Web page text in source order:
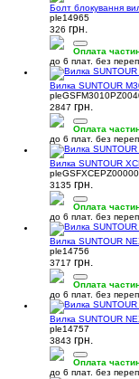
Болт блокування
ple14965
326 грн.
Оплата
до 6 плат. без
Вилка SUNTOUR
2847 грн.
Оплата
до 6 плат. без
Вилка SUNTOUR
3135 грн.
Оплата
до 6 плат. без
Вилка SUNTOUR
ple14756
3717 грн.
Оплата
до 6 плат. без
Вилка SUNTOUR
ple14757
3843 грн.
Оплата
до 6 плат. без